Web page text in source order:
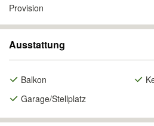
Provision
Ausstattung
Balkon
Garage/Stellplatz